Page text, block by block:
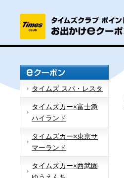
タイムズ スパ・レスタ
タイムズカー×富士急
ハイランド
タイムズカー×東京サ
マーランド
タイムズカー×西武園